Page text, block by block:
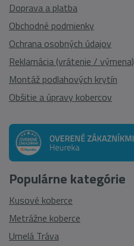
Doprava a platba
Obchodné podmienky
Ochrana osobných údajov
Reklamácia (vrátenie / výmena)
Montáž podlahových krytín
Obšitie a úpravy kobercov
Populárne kategórie
Kusové koberce
Metrážne koberce
Umelá Tráva